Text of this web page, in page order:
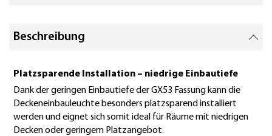
Beschreibung
Platzsparende Installation – niedrige Einbautiefe
Dank der geringen Einbautiefe der GX53 Fassung kann die
Deckeneinbauleuchte besonders platzsparend installiert
werden und eignet sich somit ideal für Räume mit niedrigen
Decken oder geringem Platzangebot.